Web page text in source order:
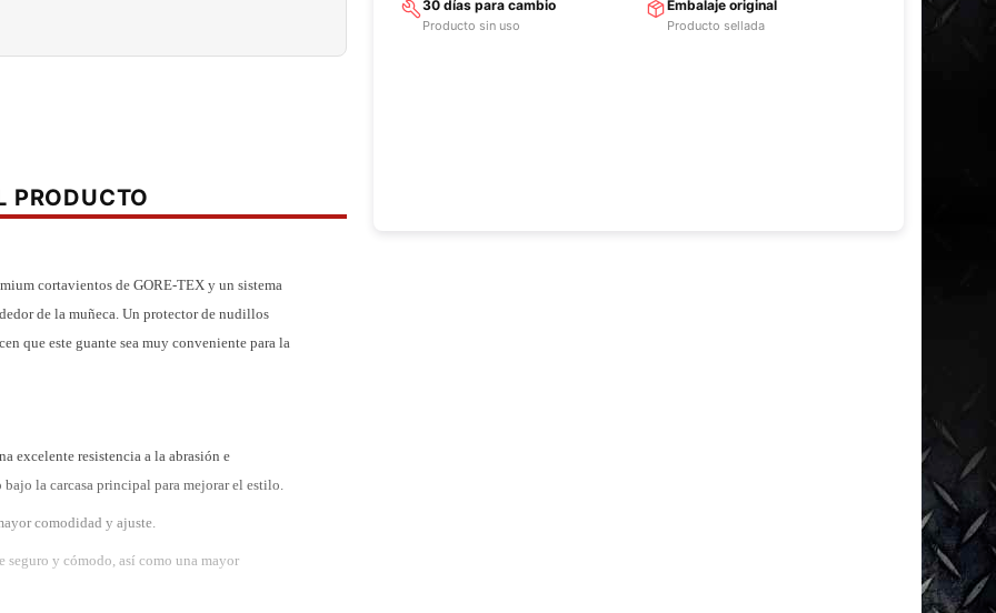
PRODUCTO
cortavientos de GORE-TEX y un sistema
de la muñeca. Un protector de nudillos
que este guante sea muy conveniente para la
excelente resistencia a la abrasión e
la carcasa principal para mejorar el estilo.
comodidad y ajuste.
seguro y cómodo, así como una mayor
30 días para cambio
Producto sin uso
Embalaje original
Producto sellada